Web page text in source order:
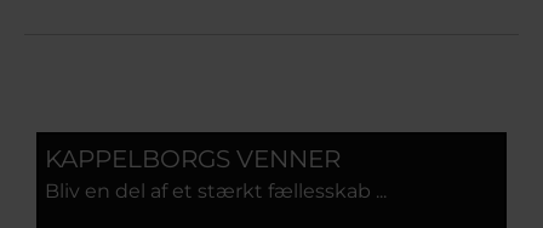
KAPPELBORGS VENNER
Bliv en del af et stærkt fællesskab ...